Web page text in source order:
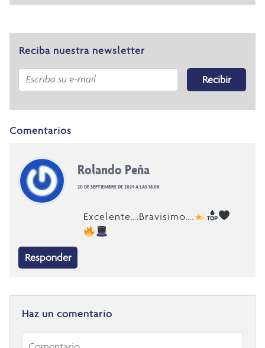
Reciba nuestra newsletter
Recibir
Comentarios
Rolando Peña
20 DE SEPTIEMBRE DE 2024 A LAS 16:08
Excelente….Bravisimo….
Responder
Haz un comentario